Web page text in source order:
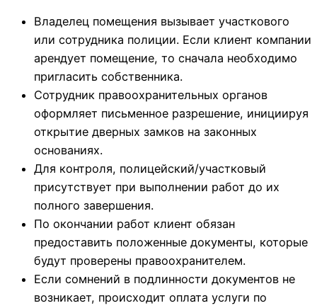
Владелец помещения вызывает участкового
или сотрудника полиции. Если клиент компании
арендует помещение, то сначала необходимо
пригласить собственника.
Сотрудник правоохранительных органов
оформляет письменное разрешение, инициируя
открытие дверных замков на законных
основаниях.
Для контроля, полицейский/участковый
присутствует при выполнении работ до их
полного завершения.
По окончании работ клиент обязан
предоставить положенные документы, которые
будут проверены правоохранителем.
Если сомнений в подлинности документов не
возникает, происходит оплата услуги по